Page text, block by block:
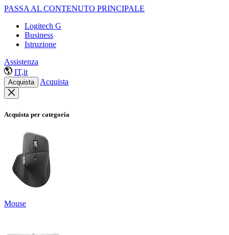
PASSA AL CONTENUTO PRINCIPALE
Logitech G
Business
Istruzione
Assistenza
IT,it
Acquista Acquista
Acquista per categoria
Mouse